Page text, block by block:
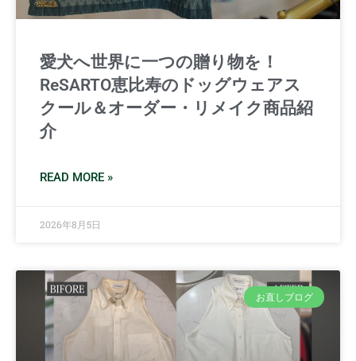
愛犬へ世界に一つの贈り物を！
ReSARTO恵比寿のドッグウェアス
クール＆オーダー・リメイク商品紹
介
READ MORE »
2026年8月5日
お直しブログ